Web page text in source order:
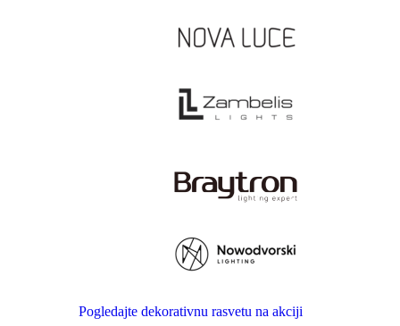
Pogledajte dekorativnu rasvetu na akciji